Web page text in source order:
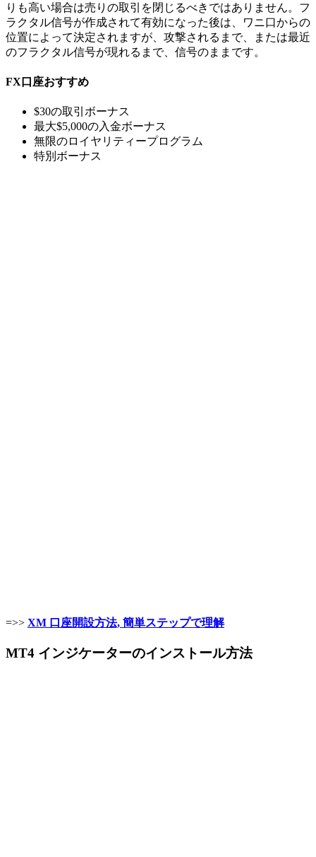
りも高い場合は売りの取引を閉じるべきではありません。フ
ラクタル信号が作成されて有効になった後は、ワニ口からの
位置によって決定されますが、攻撃されるまで、または最近
のフラクタル信号が現れるまで、信号のままです。
FX 口座おすすめ
$30の取引ボーナス
最大$5,000の入金ボーナス
無限のロイヤリティープログラム
特別ボーナス
=>> XM 口座開設方法, 簡単ステップで理解
MT4 インジケーターのインストール方法